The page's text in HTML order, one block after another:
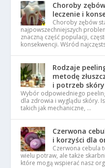
Choroby
leczenie i
Choroby zębów
najpowszechniejszych
znaczną część populacji,
konsekwencji. Wśród
Rodzaje
metodę
i potrzeb skóry
Wybór odpowiedniego
dla zdrowia i wyglądu skóry.
takich jak mechaniczne, …
Czerwona
i korzyści dla
Czerwona cebula
wielu potraw, ale także
które mogą wspierać nasz